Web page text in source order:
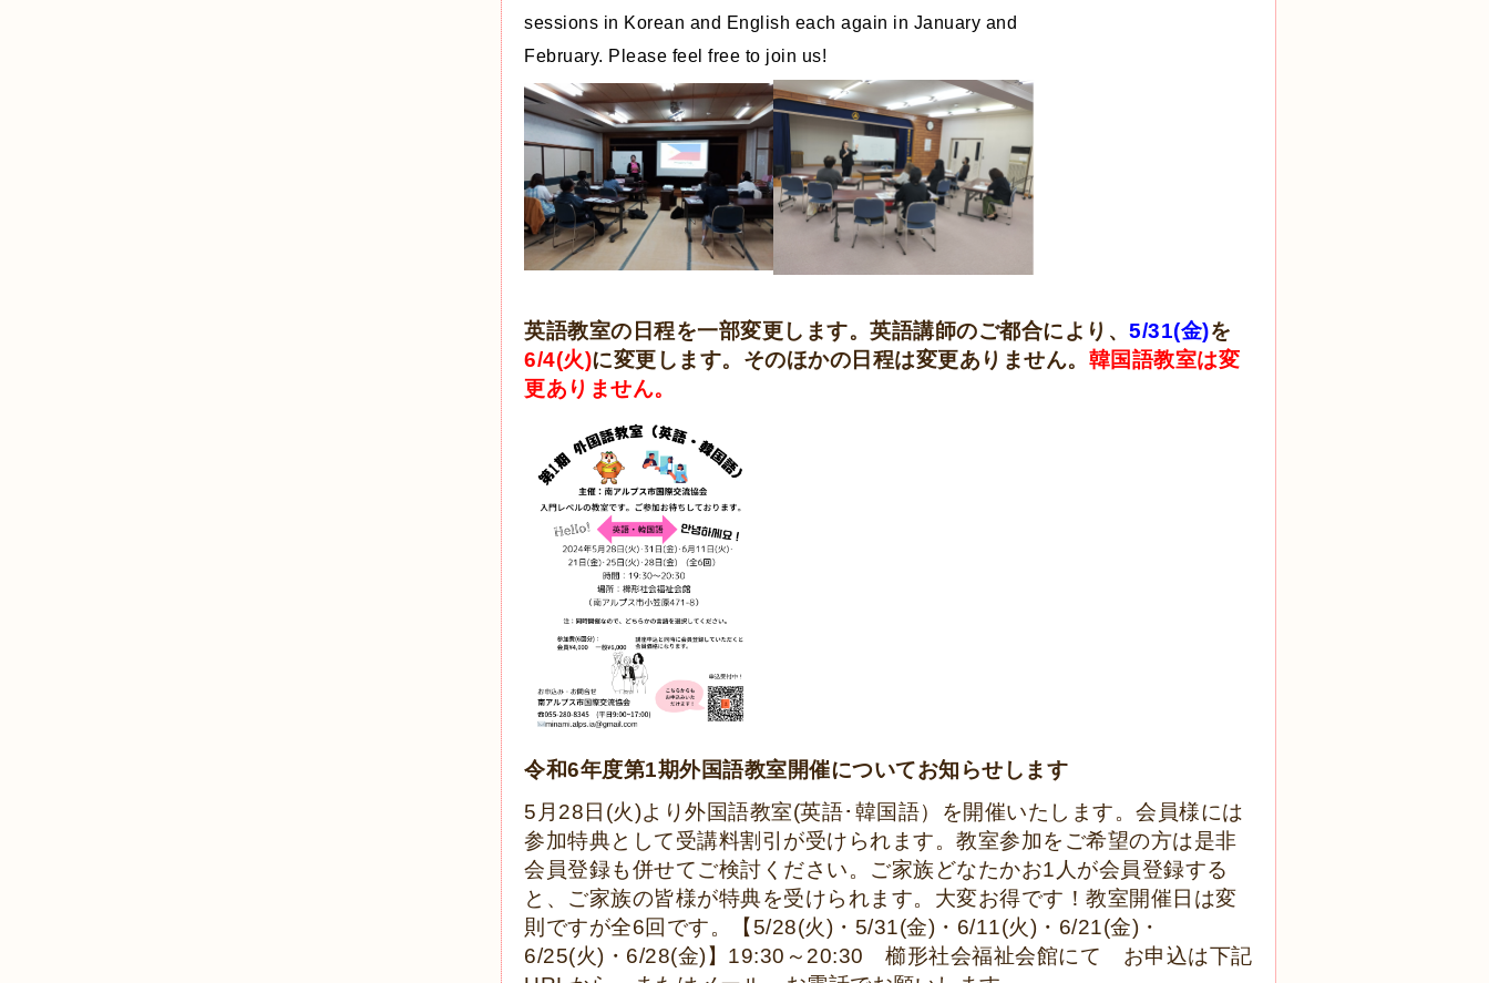
sessions in Korean and English each again in January and
February. Please feel free to join us!
英語教室の日程を一部変更します。英語講師のご都合により、 5/31(金)を
6/4(火)に変更します。そのほかの日程は変更ありません。 韓国語教室は変
更ありません。
令和6年度第1期外国語教室開催についてお知らせします
5月28日(火)より外国語教室(英語･韓国語）を開催いたします。会員様には
参加特典として受講料割引が受けられます。教室参加をご希望の方は是非
会員登録も併せてご検討ください。ご家族どなたかお1人が会員登録する
と、ご家族の皆様が特典を受けられます。大変お得です！教室開催日は変
則ですが全6回です。【5/28(火)・5/31(金)・6/11(火)・6/21(金)・
6/25(火)・6/28(金)】19:30～20:30 櫛形社会福祉会館にて お申込は下記